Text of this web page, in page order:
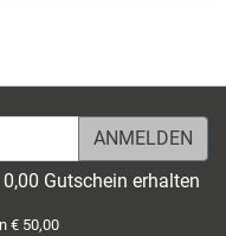
Gutschein erhalten
€ 50,00